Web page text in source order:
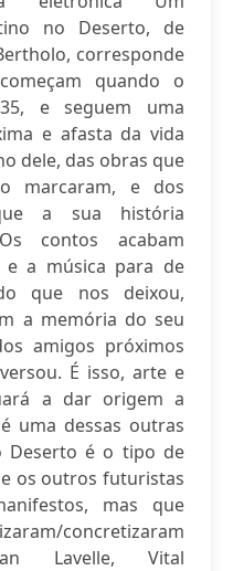
no Deserto, de
corresponde
quando o
e seguem uma
e afasta da vida
dele, das obras que
marcaram, e dos
a sua história
contos acabam
a música para de
que nos deixou,
a memória do seu
amigos próximos
É isso, arte e
a dar origem a
uma dessas outras
Deserto é o tipo de
os outros futuristas
mas que
concretizaram
Lavelle, Vital